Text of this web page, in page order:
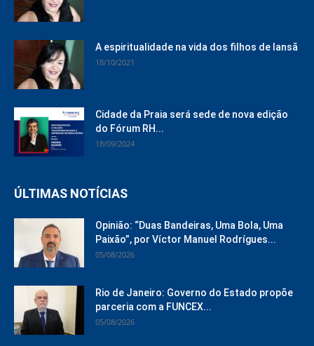
A espiritualidade na vida dos filhos de Iansã
18/10/2021
Cidade da Praia será sede de nova edição
do Fórum RH...
18/09/2024
ÚLTIMAS NOTÍCIAS
Opinião: “Duas Bandeiras, Uma Bola, Uma
Paixão”, por Víctor Manuel Rodrígues...
05/08/2026
Rio de Janeiro: Governo do Estado propõe
parceria com a FUNCEX...
05/08/2026